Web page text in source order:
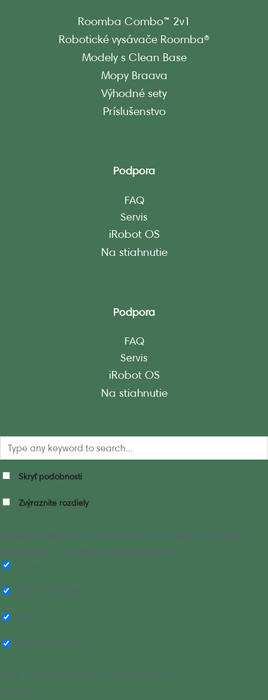
Roomba Combo™ 2v1
Robotické vysávače Roomba®
Modely s Clean Base
Mopy Braava
Výhodné sety
Príslušenstvo
Podpora
FAQ
Servis
iRobot OS
Na stiahnutie
Podpora
FAQ
Servis
iRobot OS
Na stiahnutie
Skryť podobnosti
Zvýraznite rozdiely
Vyberte polia, ktoré sa majú zobraziť. Ostatné budú skryté.
Potiahnutím a pustením zmeníte poradie.
Cena
Pridať do košíka
Popis
Ďalšie informácie
Click outside to hide the comparison bar
Porovnať